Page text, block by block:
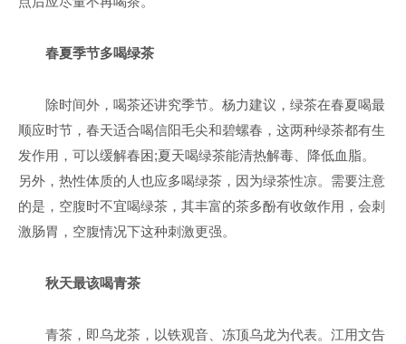
春夏季节多喝绿茶
除时间外，喝茶还讲究季节。杨力建议，绿茶在春夏喝最
顺应时节，春天适合喝信阳毛尖和碧螺春，这两种绿茶都有生
发作用，可以缓解春困;夏天喝绿茶能清热解毒、降低血脂。
另外，热性体质的人也应多喝绿茶，因为绿茶性凉。需要注意
的是，空腹时不宜喝绿茶，其丰富的茶多酚有收敛作用，会刺
激肠胃，空腹情况下这种刺激更强。
秋天最该喝青茶
青茶，即乌龙茶，以铁观音、冻顶乌龙为代表。江用文告